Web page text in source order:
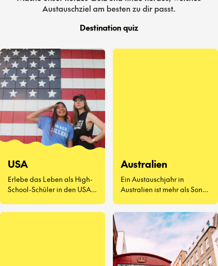
Austauschziel am besten zu dir passt.
Destination quiz
USA
Erlebe das Leben als High-
School-Schüler in den USA –
Australien
Ein Austauschjahr in
Australien ist mehr als Sonne
kennenzulernen, Vegemite
zu probieren (ja, wirklich)
und zu erleben, wie sich der
Schulalltag auf der anderen
Seite der Welt anfühlt.